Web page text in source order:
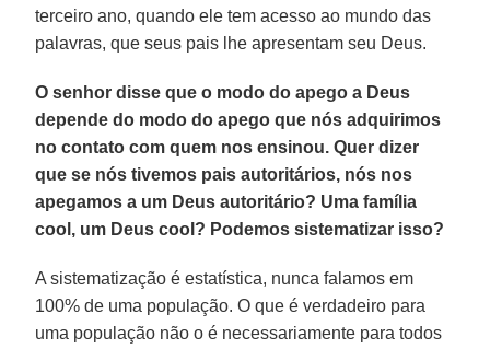
terceiro ano, quando ele tem acesso ao mundo das
palavras, que seus pais lhe apresentam seu Deus.
O senhor disse que o modo do apego a Deus
depende do modo do apego que nós adquirimos
no contato com quem nos ensinou. Quer dizer
que se nós tivemos pais autoritários, nós nos
apegamos a um Deus autoritário? Uma família
cool, um Deus cool? Podemos sistematizar isso?
A sistematização é estatística, nunca falamos em
100% de uma população. O que é verdadeiro para
uma população não o é necessariamente para todos